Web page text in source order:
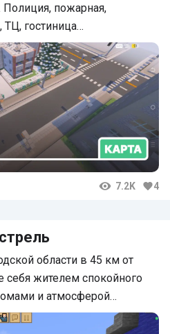
пожарная,
ТЦ, гостиница…
7.2K 4
области в 45 км от
себя жителем спокойного
и атмосферой…